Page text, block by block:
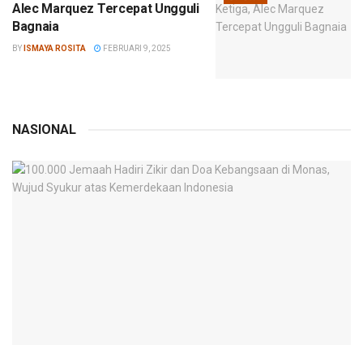
Alec Marquez Tercepat Ungguli
Bagnaia
BY ISMAYA ROSITA FEBRUARI 9, 2025
NASIONAL